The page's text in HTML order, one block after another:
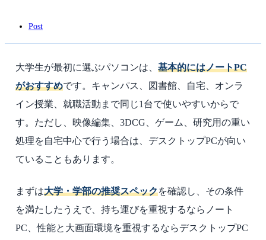
び
方
は
Post
大学生が最初に選ぶパソコンは、 基本的にはノートPC
がおすすめです。キャンパス、図書館、自宅、オンラ
イン授業、就職活動まで同じ1台で使いやすいからで
す。ただし、映像編集、3DCG、ゲーム、研究用の重い
処理を自宅中心で行う場合は、デスクトップPCが向い
ていることもあります。
まずは大学・学部の推奨スペックを確認し、その条件
を満たしたうえで、持ち運びを重視するならノート
PC、性能と大画面環境を重視するならデスクトップPC